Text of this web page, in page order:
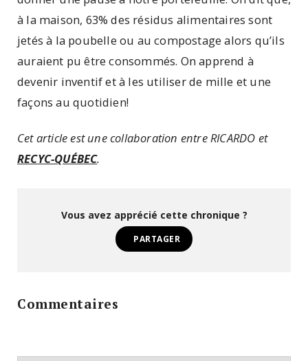
à la maison, 63% des résidus alimentaires sont
jetés à la poubelle ou au compostage alors qu’ils
auraient pu être consommés. On apprend à
devenir inventif et à les utiliser de mille et une
façons au quotidien!
Cet article est une collaboration entre RICARDO et
RECYC-QUÉBEC.
Vous avez apprécié cette chronique ?
PARTAGER
Commentaires